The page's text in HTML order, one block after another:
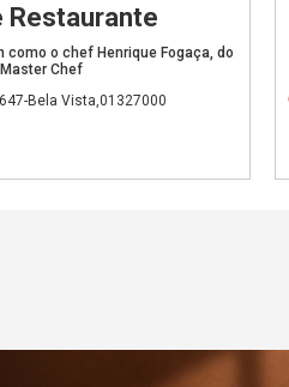
Restaurante
o chef Henrique Fogaça, do
Master Chef
Bela Vista,01327000